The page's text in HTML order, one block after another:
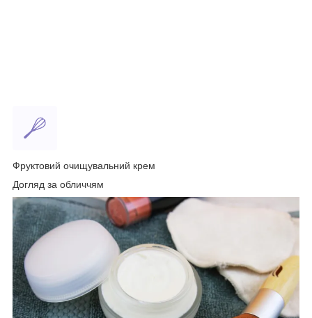
Фруктовий очищувальний крем
Догляд за обличчям